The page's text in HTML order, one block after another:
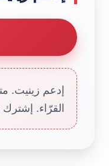
إدعم زينيت.
القرّاء. إشترك